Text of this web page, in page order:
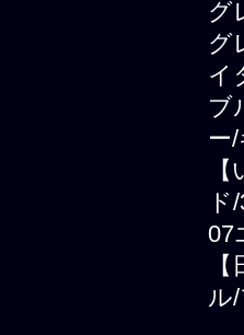
グ
グ
イ
ブ
ー
07
ル